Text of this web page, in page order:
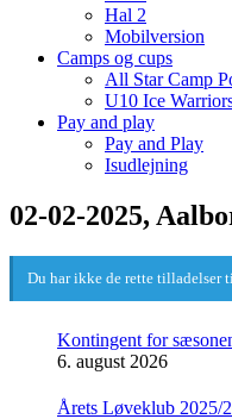
Hal 2
Mobilversion
Camps og cups
All Star Camp
U10 Ice
Pay and play
Pay and Play
Isudlejning
02-02-2025,
Du har ikke de rette tilladelser
Kontingent for
6. august 2026
Årets Løveklub 2025/